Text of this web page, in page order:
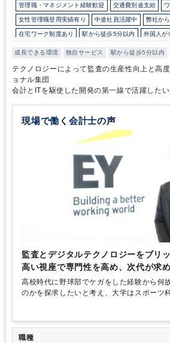
くの税理士・公認会計士・社会労務士が在
ル集団です。分からないことが生じても、
とができる環境が、個々人の成長やクライ
題の早期解決に繋がっていると感じました。
リアアップ、キャリアチェンジを希望する
る。」ために貪欲に誠実に取り組める方に
す。
管理職・マネジメント経験歓迎 交通費別途支給
女性管理職登用実績有り 中途社員活躍中 弊社か
在宅ワーク制度あり 駅から徒歩5分以内 外国人が
研修・資格取得支援 退職金制度 土日祝休み 完
成長できる環境 独自サービス 駅から徒歩5分以内
テクノロジーによって監査の生産性向上と高
ョナル集団
会計とITを駆使した開発の第一線で活躍した
現場で働く会計士の声
監査とデジタルテクノロジーをブリ
高い視座で専門性を高め、次代が求
高校時代に野球部でケガをした経験から何
のかを探求したいと考え、大学はスポーツ
す。確かにその分野も面白かったのですが
学んでいくうちに、企業経営を左右する会
職種